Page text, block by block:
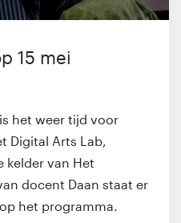
15 mei
het weer tijd voor
Digital Arts Lab,
kelder van Het
docent Daan staat er
het programma.